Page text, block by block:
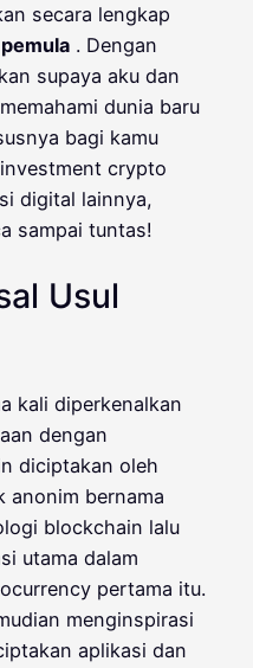
secara lengkap
. Dengan
supaya aku dan
dunia baru
bagi kamu
crypto
digital lainnya,
sampai tuntas!
Usul
kali diperkenalkan
dengan
diciptakan oleh
anonim bernama
blockchain lalu
utama dalam
pertama itu.
menginspirasi
aplikasi dan